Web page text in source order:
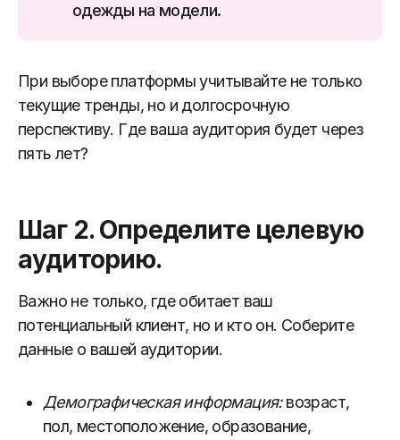
одежды на модели.
При выборе платформы учитывайте не только
текущие тренды, но и долгосрочную
перспективу. Где ваша аудитория будет через
пять лет?
Шаг 2. Определите целевую
аудиторию.
Важно не только, где обитает ваш
потенциальный клиент, но и кто он. Соберите
данные о вашей аудитории.
Демографическая информация:возраст,
пол, местоположение, образование,